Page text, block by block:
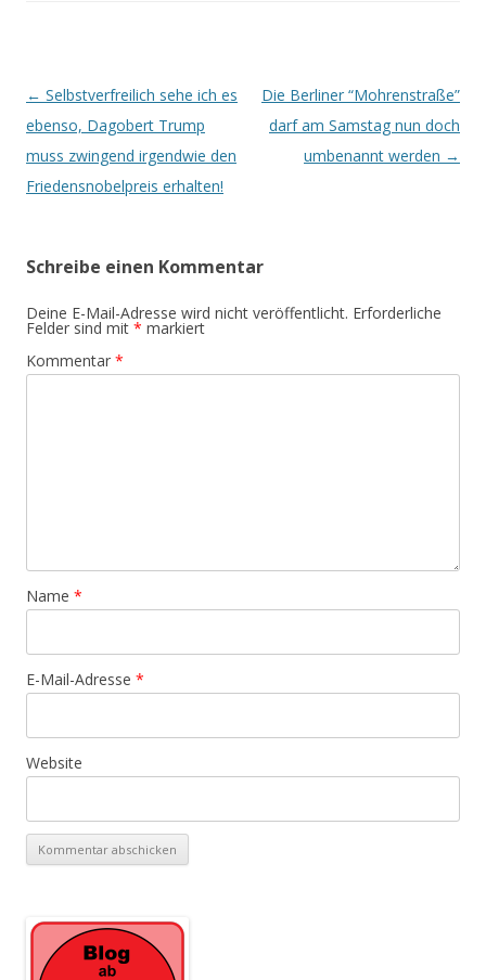
Beitrags-
Navigation
← Selbstverfreilich sehe ich es
ebenso, Dagobert Trump
muss zwingend irgendwie den
Friedensnobelpreis erhalten!
Die Berliner “Mohrenstraße”
darf am Samstag nun doch
umbenannt werden →
Schreibe einen Kommentar
Deine E-Mail-Adresse wird nicht veröffentlicht. Erforderliche
Felder sind mit * markiert
Kommentar *
Name *
E-Mail-Adresse *
Website